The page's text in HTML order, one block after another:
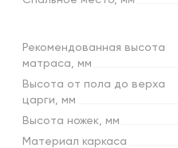
Рекомендованная высота
матраса, мм
Высота от пола до верха
царги, мм
Высота ножек, мм
Материал каркаса